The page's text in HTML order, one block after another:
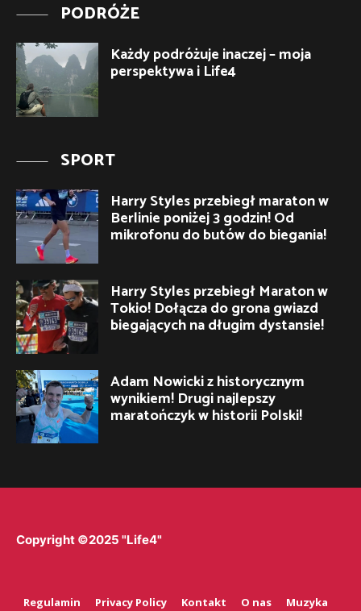
PODRÓŻE
Każdy podróżuje inaczej – moja
perspektywa i Life4
SPORT
Harry Styles przebiegł maraton w
Berlinie poniżej 3 godzin! Od
mikrofonu do butów do biegania!
Harry Styles przebiegł Maraton w
Tokio! Dołącza do grona gwiazd
biegających na długim dystansie!
Adam Nowicki z historycznym
wynikiem! Drugi najlepszy
maratończyk w historii Polski!
Copyright ©2025 "Life4"
Regulamin Privacy Policy Kontakt O nas Muzyka